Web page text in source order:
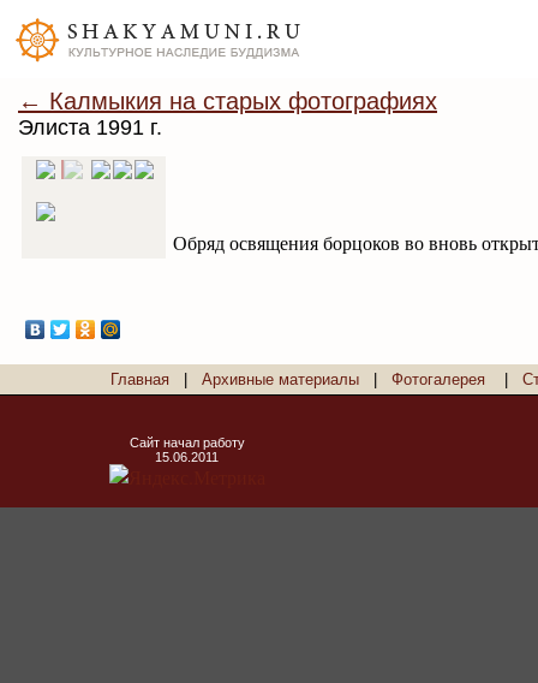
← Калмыкия на старых фотографиях
Элиста 1991 г.
Обряд освящения борцоков во вновь
Главная Архивные материалы Фотогалерея
Сайт начал работу
15.06.2011